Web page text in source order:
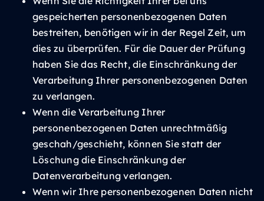
gespeicherten personenbezogenen Daten
bestreiten, benötigen wir in der Regel Zeit, um
dies zu überprüfen. Für die Dauer der Prüfung
haben Sie das Recht, die Einschränkung der
Verarbeitung Ihrer personenbezogenen Daten
zu verlangen.
Wenn die Verarbeitung Ihrer
personenbezogenen Daten unrechtmäßig
geschah/geschieht, können Sie statt der
Löschung die Einschränkung der
Datenverarbeitung verlangen.
Wenn wir Ihre personenbezogenen Daten nicht